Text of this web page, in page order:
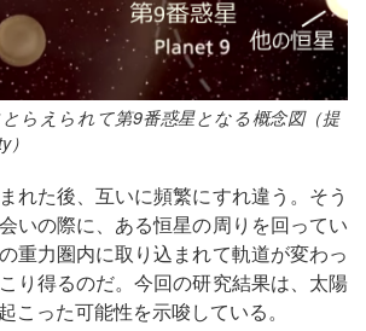
らえられて第9番惑星となる概念図（提
れた後、互いに頻繁にすれ違う。そう
いの際に、ある恒星の周りを回ってい
重力圏内に取り込まれて軌道が変わっ
り得るのだ。今回の研究結果は、太陽
こった可能性を示唆している。